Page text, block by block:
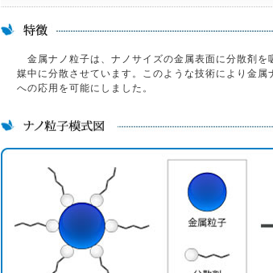
金属ナノ粒子は、ナノサイズの金属表面に分散剤を
媒中に分散させています。このような技術により金
への応用を可能にしました。